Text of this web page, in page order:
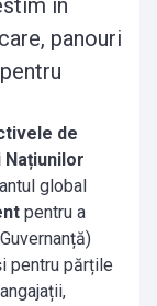
în
panouri
de
global
pentru a
pentru părțile